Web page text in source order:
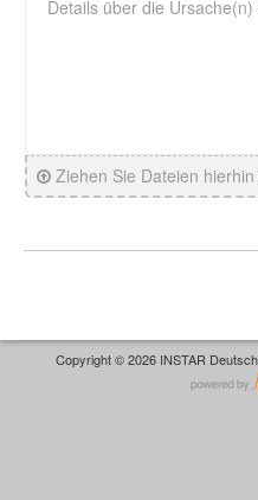
Ziehen Sie Dateien
Copyright © 2026 INSTAR